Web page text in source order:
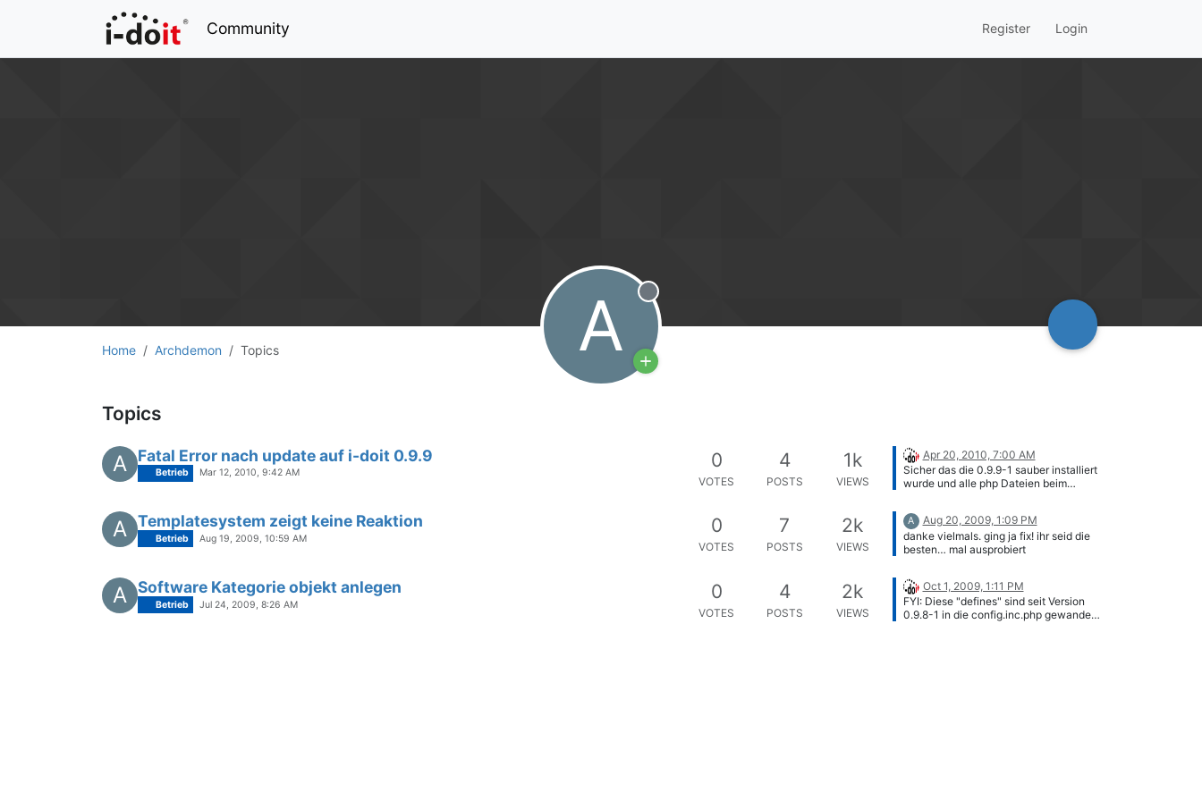
Community Register Login
Home Archdemon Topics A Offline
Topics
A Fatal Error nach update auf i-doit 0.9.9
Betrieb Mar 12, 2010, 9:42 AM
0
VOTES
4
POSTS
1k
VIEWS
Apr 20, 2010, 7:00 AM
Sicher das die 0.9.9-1 sauber installiert
wurde und alle php Dateien beim
Fehler in der 0.9.9-1 noch auftauchen,
da wir sie definitiv behoben haben.
A Templatesystem zeigt keine Reaktion
Betrieb Aug 19, 2009, 10:59 AM
0
VOTES
7
POSTS
2k
VIEWS
A
Aug 20, 2009, 1:09 PM
danke vielmals. ging ja fix! ihr seid die
besten… mal ausprobiert
A Software Kategorie objekt anlegen
Betrieb Jul 24, 2009, 8:26 AM
0
VOTES
4
POSTS
2k
VIEWS
Oct 1, 2009, 1:11 PM
FYI: Diese "defines" sind seit Version
0.9.8-1 in die config.inc.php gewandert